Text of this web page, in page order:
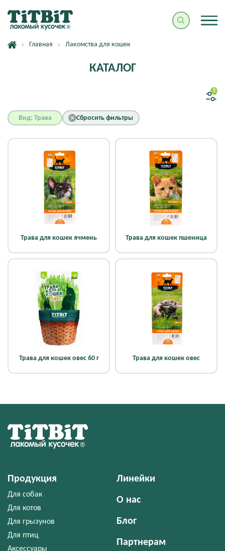
Главная Лакомства для кошек
КАТАЛОГ
1
Вид: Трава Сбросить фильтры
Трава для кошек ячмень Трава для кошек пшеница
Трава для кошек овес 60 г Трава для кошек овес
Продукция
Для собак
Для котов
Для грызунов
Для птиц
Аксессуары
Линейки
О нас
Блог
Партнерам